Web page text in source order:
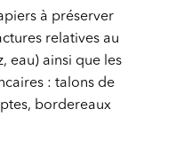
à préserver
relatives au
eau) ainsi que les
: talons de
bordereaux